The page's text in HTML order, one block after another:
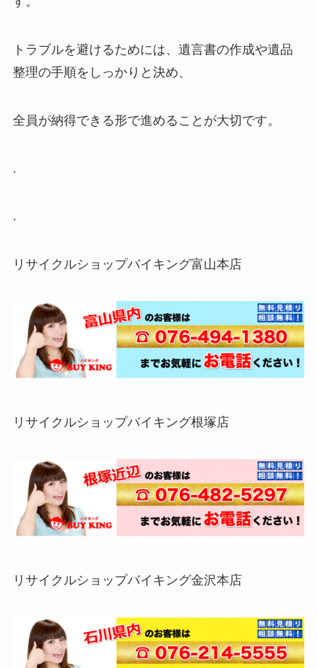
トラブルを避けるためには、遺言書の作成や遺品
整理の手順をしっかりと決め、
全員が納得できる形で進めることが大切です。
.
.
リサイクルショップバイキング富山本店
リサイクルショップバイキング根塚店
リサイクルショップバイキング金沢本店